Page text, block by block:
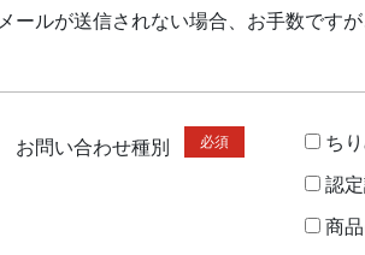
メールが送信されない場合、お手数です
お問い合わせ種別 必須 ち
認
商